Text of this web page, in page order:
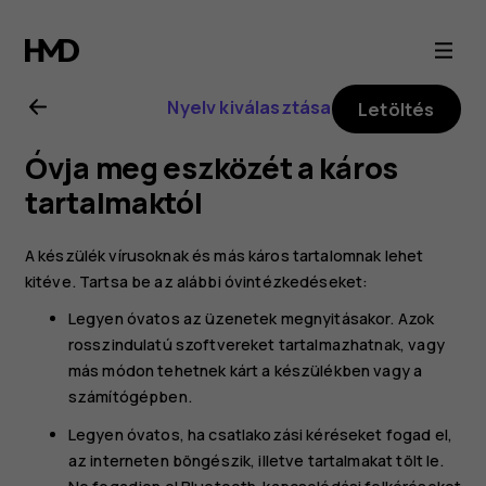
Nokia
8.1
felhasználói
kézikönyv
Nyelv kiválasztása Letöltés
Óvja meg eszközét a káros
tartalmaktól
A készülék vírusoknak és más káros tartalomnak lehet
kitéve. Tartsa be az alábbi óvintézkedéseket:
Legyen óvatos az üzenetek megnyitásakor. Azok
rosszindulatú szoftvereket tartalmazhatnak, vagy
más módon tehetnek kárt a készülékben vagy a
számítógépben.
Legyen óvatos, ha csatlakozási kéréseket fogad el,
az interneten böngészik, illetve tartalmakat tölt le.